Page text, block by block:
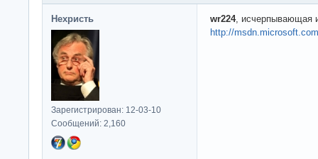
Нехристь
Зарегистрирован: 12-03-10
Сообщений: 2,160
wr224, исчерпывающая
http://